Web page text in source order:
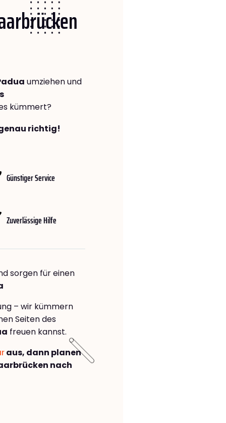
umziehen und
kümmert?
richtig!
Günstiger Service
Zuverlässige Hilfe
sorgen für einen
– wir kümmern
Seiten des
freuen kannst.
aus, dann planen
nach